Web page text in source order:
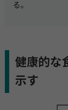
る。
健康的な
示す